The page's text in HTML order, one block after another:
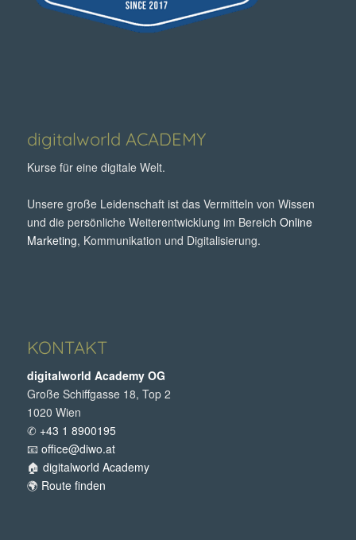
digitalworld ACADEMY
Kurse für eine digitale Welt.
Unsere große Leidenschaft ist das Vermitteln von Wissen
und die persönliche Weiterentwicklung im Bereich Online
Marketing, Kommunikation und Digitalisierung.
KONTAKT
digitalworld Academy OG
Große Schiffgasse 18, Top 2
1020 Wien
✆ +43 1 8900195
📧 office@diwo.at
🏠 digitalworld Academy
🌍 Route finden